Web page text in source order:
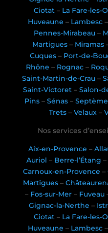
Ciotat – La Fare-les-
Huveaune – Lambesc–
Pennes-Mirabeau –
Martigues– Miramas
Cuques – Port-de-
Rhône – Rognac –
Saint-Martin-de-Crau–
Saint-Victoret –Salon-
Pins– Sénas–
Trets– Velaux–
Nos services
Aix-en-Provence –
Auriol – Berre-l’Étang –
Carnoux-en-Provence –
Martigues –
– Fos-sur-Mer– Fuveau
Gignac-la-Nerthe –
Ciotat – La Fare-les-
Huveaune – Lambesc–